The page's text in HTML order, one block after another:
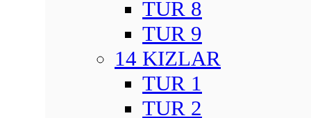
TUR 8
TUR 9
14 KIZLAR
TUR 1
TUR 2